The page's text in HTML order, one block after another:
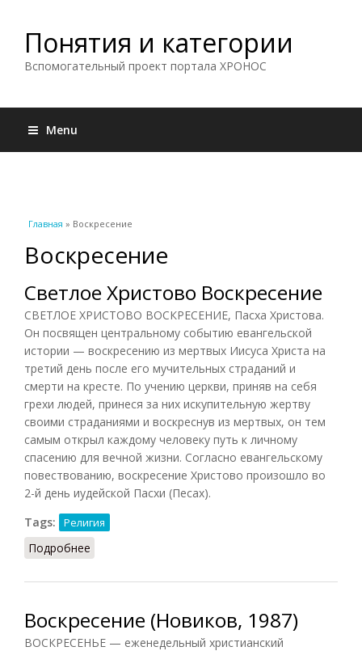
Понятия и категории
Вспомогательный проект портала ХРОНОС
Menu
Вы здесь
Главная » Воскресение
Воскресение
Светлое Христово Воскресение
СВЕТЛОЕ ХРИСТОВО ВОСКРЕСЕНИЕ, Пасха Христова.
Он посвящен центральному событию евангельской
истории — воскресению из мертвых Иисуса Христа на
третий день после его мучительных страданий и
смерти на кресте. По учению церкви, приняв на себя
грехи людей, принеся за них искупительную жертву
своими страданиями и воскреснув из мертвых, он тем
самым открыл каждому человеку путь к личному
спасению для вечной жизни. Согласно евангельскому
повествованию, воскресение Христово произошло во
2-й день иудейской Пасхи (Песах).
Tags:
Религия
Подробнее
Воскресение (Новиков, 1987)
ВОСКРЕСЕНЬЕ — еженедельный христианский